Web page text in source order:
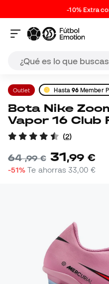
-10% Extra
Outlet Hasta 96 Member
Bota Nike Zoom Mercurial
Vapor 16 Club
(2)
64,99 € 31,99 €
-51% Te ahorras33,00 €